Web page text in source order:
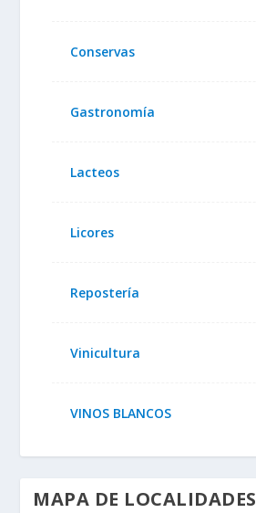
Conservas
Gastronomía
Lacteos
Licores
Repostería
Vinicultura
VINOS BLANCOS
MAPA DE LOCALIDADES